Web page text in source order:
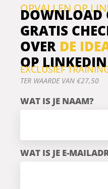
OPVALLEN OP
DOWNLOAD
GRATIS
OVER DE
OP LINKEDIN
EXCLUSIEF
TER WAARDE VAN €27,50
WAT IS JE NAAM?
WAT IS JE E-